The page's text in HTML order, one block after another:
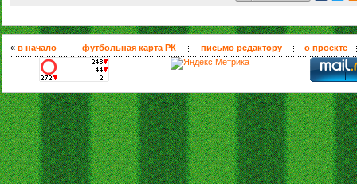
« в начало футбольная карта РК письмо редактору о проекте